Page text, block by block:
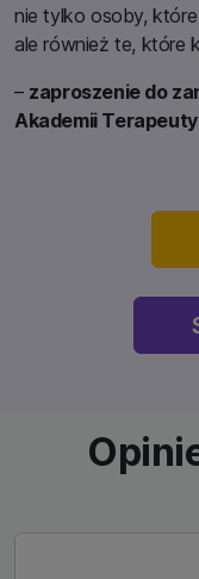
nie tylko osoby, które
ale również te, które
– zaproszenie do
Akademii